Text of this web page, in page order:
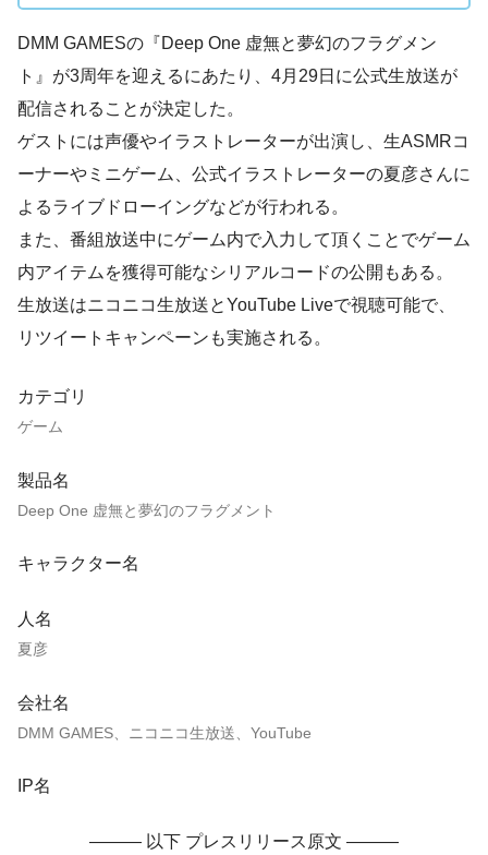
DMM GAMESの『Deep One 虚無と夢幻のフラグメン
ト』が3周年を迎えるにあたり、4月29日に公式生放送が
配信されることが決定した。
ゲストには声優やイラストレーターが出演し、生ASMRコ
ーナーやミニゲーム、公式イラストレーターの夏彦さんに
よるライブドローイングなどが行われる。
また、番組放送中にゲーム内で入力して頂くことでゲーム
内アイテムを獲得可能なシリアルコードの公開もある。
生放送はニコニコ生放送とYouTube Liveで視聴可能で、
リツイートキャンペーンも実施される。
カテゴリ
ゲーム
製品名
Deep One 虚無と夢幻のフラグメント
キャラクター名
人名
夏彦
会社名
DMM GAMES、ニコニコ生放送、YouTube
IP名
——— 以下 プレスリリース原文 ———